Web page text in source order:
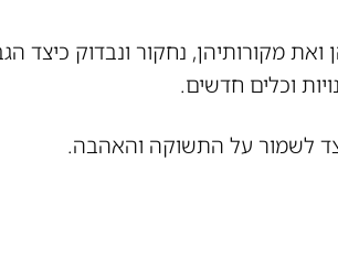
מקורותיהן, נחקור ונבדוק כיצד
וכלים חדשים.
לשמור על התשוקה והאהבה.